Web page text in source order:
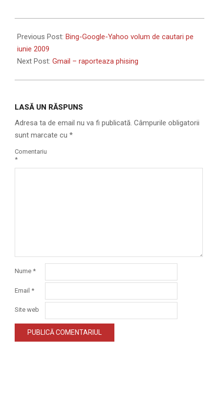
07-
02
Previous Post: Bing-Google-Yahoo volum de cautari pe
iunie 2009
Next Post: Gmail – raporteaza phising
LASĂ UN RĂSPUNS
Adresa ta de email nu va fi publicată. Câmpurile obligatorii
sunt marcate cu *
Comentariu
*
Nume *
Email *
Site web